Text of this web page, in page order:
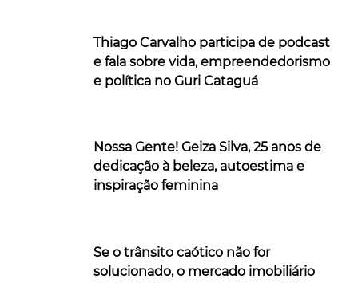
Thiago Carvalho participa de podcast
e fala sobre vida, empreendedorismo
e política no Guri Cataguá
Nossa Gente! Geiza Silva, 25 anos de
dedicação à beleza, autoestima e
inspiração feminina
Se o trânsito caótico não for
solucionado, o mercado imobiliário